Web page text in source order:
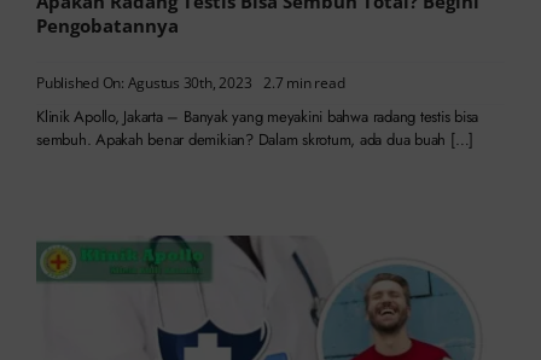
Pengobatannya
Published On: Agustus 30th, 2023 2.7 min read
Klinik Apollo, Jakarta – Banyak yang meyakini bahwa radang testis bisa
sembuh. Apakah benar demikian? Dalam skrotum, ada dua buah […]